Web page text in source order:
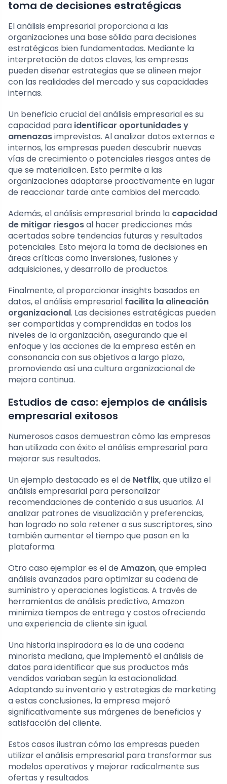
toma de decisiones estratégicas
El análisis empresarial proporciona a las
organizaciones una base sólida para decisiones
estratégicas bien fundamentadas. Mediante la
interpretación de datos claves, las empresas
pueden diseñar estrategias que se alineen mejor
con las realidades del mercado y sus capacidades
internas.
Un beneficio crucial del análisis empresarial es su
capacidad para identificar oportunidades y
amenazasimprevistas. Al analizar datos externos e
internos, las empresas pueden descubrir nuevas
vías de crecimiento o potenciales riesgos antes de
que se materialicen. Esto permite a las
organizaciones adaptarse proactivamente en lugar
de reaccionar tarde ante cambios del mercado.
Además, el análisis empresarial brinda la capacidad
de mitigar riesgosal hacer predicciones más
acertadas sobre tendencias futuras y resultados
potenciales. Esto mejora la toma de decisiones en
áreas críticas como inversiones, fusiones y
adquisiciones, y desarrollo de productos.
Finalmente, al proporcionar insights basados en
datos, el análisis empresarial facilita la alineación
organizacional. Las decisiones estratégicas pueden
ser compartidas y comprendidas en todos los
niveles de la organización, asegurando que el
enfoque y las acciones de la empresa estén en
consonancia con sus objetivos a largo plazo,
promoviendo así una cultura organizacional de
mejora continua.
Estudios de caso: ejemplos de análisis
empresarial exitosos
Numerosos casos demuestran cómo las empresas
han utilizado con éxito el análisis empresarial para
mejorar sus resultados.
Un ejemplo destacado es el de Netflix, que utiliza el
análisis empresarial para personalizar
recomendaciones de contenido a sus usuarios. Al
analizar patrones de visualización y preferencias,
han logrado no solo retener a sus suscriptores, sino
también aumentar el tiempo que pasan en la
plataforma.
Otro caso ejemplar es el de Amazon, que emplea
análisis avanzados para optimizar su cadena de
suministro y operaciones logísticas. A través de
herramientas de análisis predictivo, Amazon
minimiza tiempos de entrega y costos ofreciendo
una experiencia de cliente sin igual.
Una historia inspiradora es la de una cadena
minorista mediana, que implementó el análisis de
datos para identificar que sus productos más
vendidos variaban según la estacionalidad.
Adaptando su inventario y estrategias de marketing
a estas conclusiones, la empresa mejoró
significativamente sus márgenes de beneficios y
satisfacción del cliente.
Estos casos ilustran cómo las empresas pueden
utilizar el análisis empresarial para transformar sus
modelos operativos y mejorar radicalmente sus
ofertas y resultados.